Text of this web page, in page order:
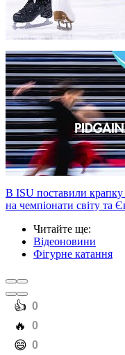
В ISU поставили крапку
на чемпіонати світу та
Читайте ще:
Відеоновини
Фігурне катання
️👍 0
️🔥 0
️😄 0